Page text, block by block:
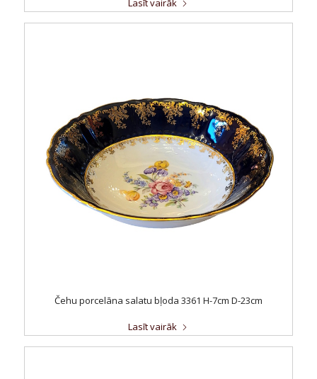
Lasīt vairāk
Čehu porcelāna salatu bļoda 3361 H-7cm D-23cm
Lasīt vairāk